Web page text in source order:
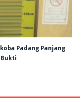
Padang Panjang